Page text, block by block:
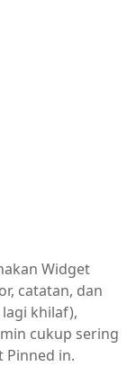
Widget
catatan, dan
khilaf),
cukup sering
Pinned in.